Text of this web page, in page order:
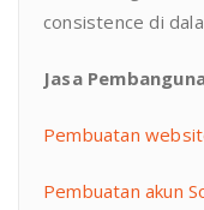
consistence di
Jasa
Pembuatan
Pembuatan akun